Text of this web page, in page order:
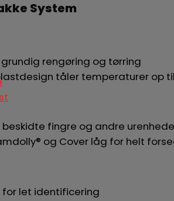
System
rengøring og tørring
tåler temperaturer op til
fingre og andre
og Cover låg for helt
let identificering